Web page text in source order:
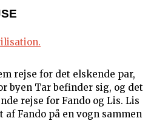
rejse for det elskende par,
byen Tar befinder sig, og det
rejse for Fando og Lis. Lis
Fando på en vogn sammen